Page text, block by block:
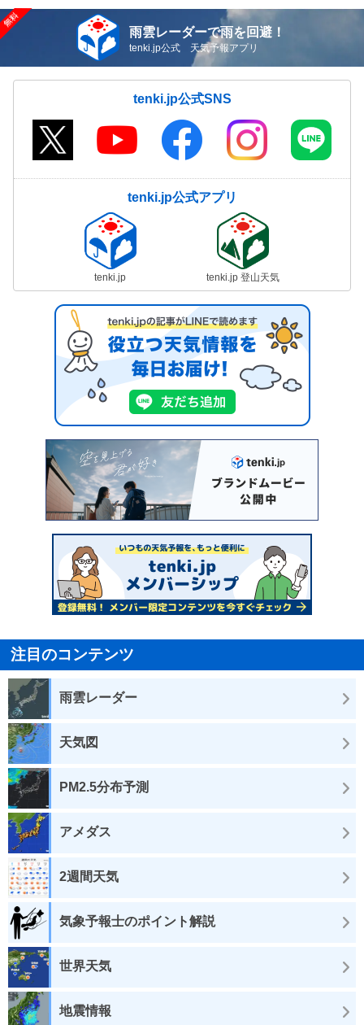
雨雲レーダーで雨を回避！
tenki.jp公式 天気予報アプリ
tenki.jp公式SNS
tenki.jp公式アプリ
tenki.jp tenki.jp 登山天気
注目のコンテンツ
雨雲レーダー
天気図
PM2.5分布予測
アメダス
2週間天気
気象予報士のポイント解説
世界天気
地震情報